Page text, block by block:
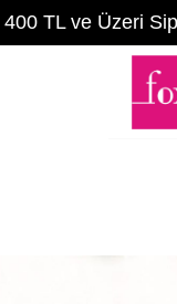
400 TL ve Üzeri